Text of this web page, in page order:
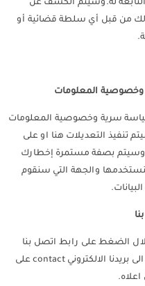
التابعة له.وسيتم الكشف عن
من قبل أي سلطة قضائية أو
وخصوصية المعلومات
سرية وخصوصية المعلومات
تنفيذ التعديلات هنا او على
بصفة مستمرة إخطارك
والجهة التي سنقوم
الضغط على رابط اتصل بنا
المتوفر في روابط موقعنا او الارسال الى بريدنا الالكتروني contact على